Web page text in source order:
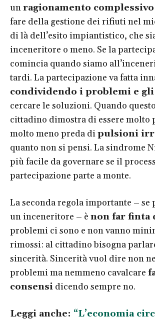
unragionamento complessivo
fare della gestione dei rifiuti nel
di là dell’esito impiantistico, che
inceneritore o meno. Se la
comincia quando siamo
tardi. La partecipazione va fatta
condividendo i problemi e gli
cercare le soluzioni. Quando
cittadino dimostra di essere molto
molto meno preda dipulsioni
quanto non si pensi. La sindrome
più facile da governare se il
partecipazione parte a monte.
La seconda regola importante – se
un inceneritore – è non far finta
problemi ci sono e non vanno
rimossi: al cittadino bisogna
sincerità. Sincerità vuol dire non
problemi ma nemmeno cavalcare
consensi dicendo sempre no.
Leggi anche: “L’economia